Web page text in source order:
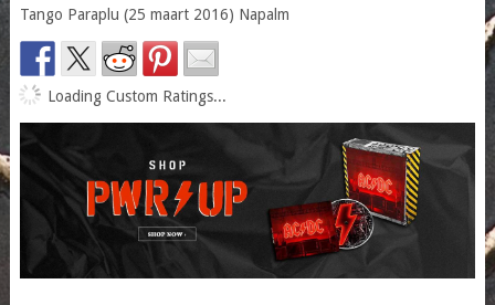
Tango Paraplu (25 maart 2016) Napalm
Loading Custom Ratings...